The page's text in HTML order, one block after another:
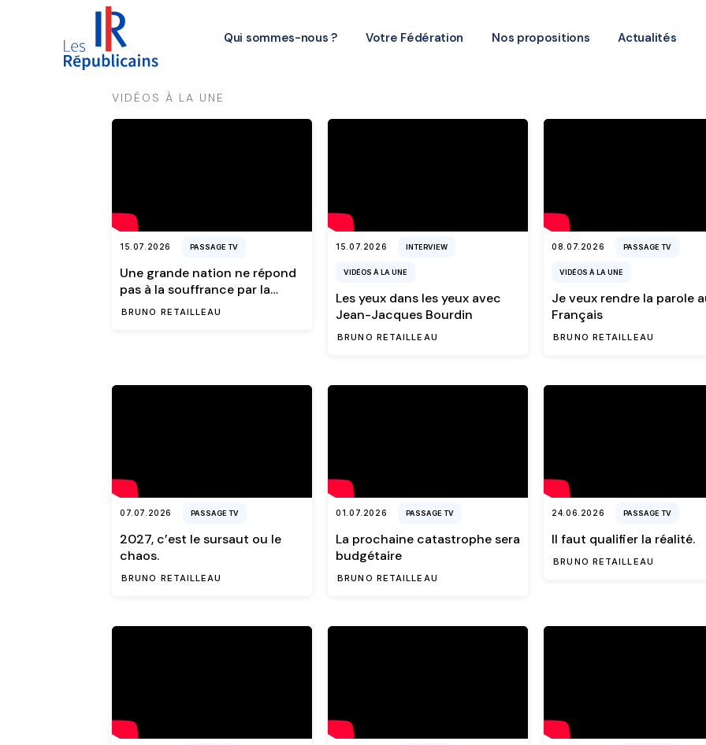
Qui sommes-nous ? Votre Fédération Nos propositions Actualités
VIDÉOS À LA UNE
15.07.2026
BRUNO RETAILLEAU
PASSAGE TV
Une grande nation ne répond
pas à la souffrance par la
mort.
15.07.2026
BRUNO RETAILLEAU
INTERVIEW
VIDÉOS À LA UNE
Les yeux dans les yeux avec
Jean-Jacques Bourdin
08.07.2026
BRUNO RETAILLEAU
PASSAGE TV
VIDÉOS À LA UNE
Je veux rendre la parole
Français
07.07.2026
BRUNO RETAILLEAU
PASSAGE TV
2027, c’est le sursaut ou le
chaos.
01.07.2026
BRUNO RETAILLEAU
PASSAGE TV
La prochaine catastrophe sera
budgétaire
24.06.2026
BRUNO RETAILLEAU
PASSAGE TV
ll faut qualifier la réalité.